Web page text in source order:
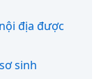
địa được
sinh